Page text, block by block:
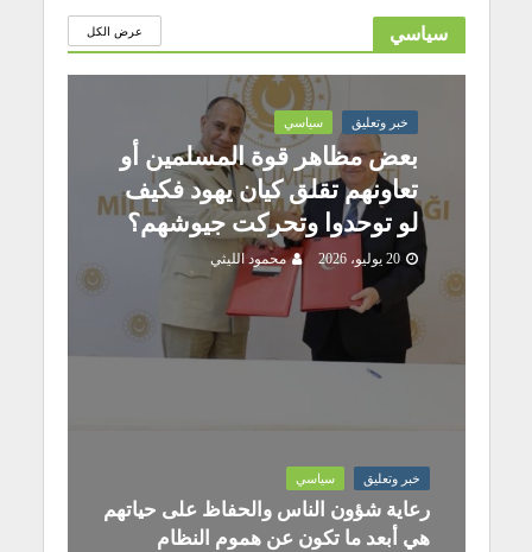
سياسي عرض الكل
خبر وتعليق سياسي
بعض مظاهر قوة المسلمين أو
تعاونهم تقلق كيان يهود فكيف
لو توحدوا وتحركت جيوشهم؟
20 يوليو، 2026 محمود الليثي
خبر وتعليق سياسي
رعاية شؤون الناس والحفاظ على حياتهم
هي أبعد ما تكون عن هموم النظام